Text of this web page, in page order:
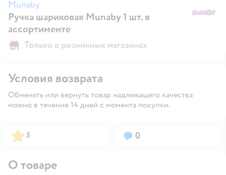
Munaby
Ручка шариковая Munaby 1 шт. в
ассортименте
Только в розничных магазинах
Условия возврата
Обменять или вернуть товар надлежащего качества
можно в течение 14 дней с момента покупки.
Рейтинг:
5 Вопросов:
0
О товаре